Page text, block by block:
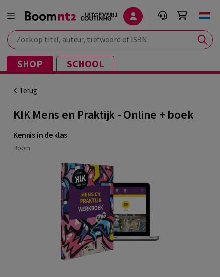
Zoek op titel, auteur, trefwoord of ISBN
SHOP SCHOOL
Terug
KIK Mens en Praktijk - Online + boek
Kennis in de klas
Boom